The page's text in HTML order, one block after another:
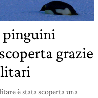
pinguini
grazie
è stata scoperta una